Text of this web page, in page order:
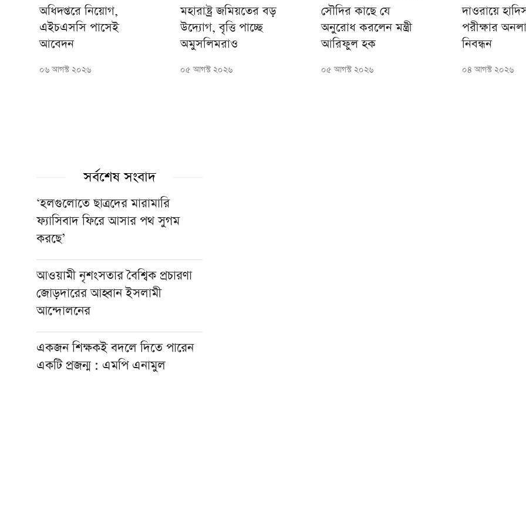
অধিদপ্তরে নিয়োগ,
এইচএসসি পাসেই
আবেদন
০৬ আগস্ট ২০২৬
মহারাষ্ট্র জমিয়তের বড়
উদ্যোগ, বৃত্তি পাচ্ছে
অমুসলিমরাও
০৫ আগস্ট ২০২৬
সৌদির কাছে যে
অনুরোধ করলেন মন্ত্রী
আরিফুল হক
০৫ আগস্ট ২০২৬
দাওরায়ে
পরীক্ষার
নিবন্ধন
০৪ আগস্ট ২০২৬
সর্বশেষ সংবাদ
‘হলগুলোতে ছাত্রদের মারামারি
ফ্যাসিবাদ ফিরে আসার পথ সুগম
করছে’
আওয়ামী নৃশংসতার বৈশ্বিক প্রচারণা
জোড়দারের আহ্বান ইসলামী
আন্দোলনের
একজন শিক্ষকই বদলে দিতে পারেন
একটি প্রজন্ম : এমপি এনামুল